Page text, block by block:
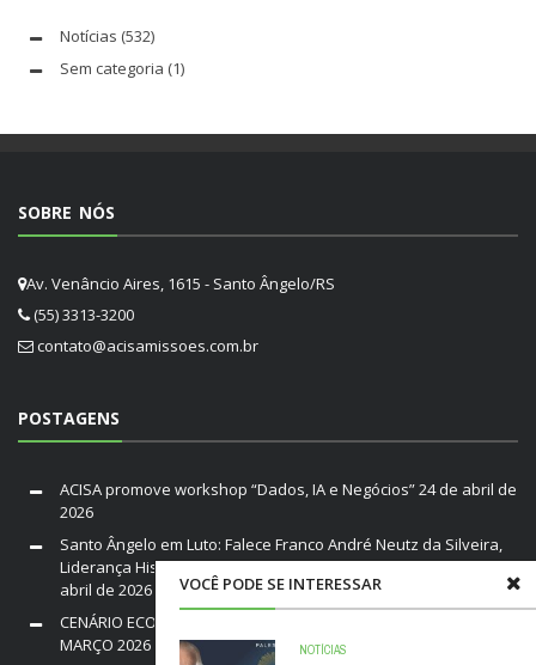
VOCÊ PODE SE INTERESSAR
NOTÍCIAS
Notícias (532)
Sem categoria (1)
SOBRE NÓS
Av. Venâncio Aires, 1615 - Santo Ângelo/RS
(55) 3313-3200
contato@acisamissoes.com.br
POSTAGENS
ACISA promove workshop “Dados, IA e Negócios”24 de abril de
2026
Santo Ângelo em Luto: Falece Franco André Neutz da Silveira,
Liderança Histórica da ACISA e Fenamilho Internacional20 de
abril de 2026
CENÁRIO ECONÔMICO DO BRASIL E RIO GRANDE DO SUL /
MARÇO 2026
19 de março de 2026